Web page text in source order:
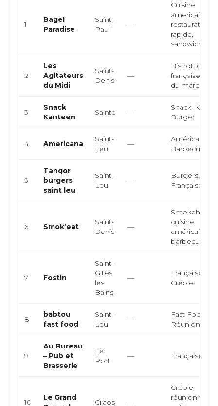
1
Bagel
Paradise
Saint-
Paul
—
Cuisine
americaine,
restauration
rapide,
sandwicherie,
2
Les
Agitateurs
du Midi
Saint-
Denis
—
Bistrot,
française,
du marché
3
Snack
Kanteen
Sainte —
Snack,
Burger
4 Americana
Saint-
Leu
—
Américaine,
Barbecue
5
Tangor
burgers
saint leu
Saint-
Leu
—
Burgers,
Française
6 Smok’eat
Saint-
Denis
—
cuisine
américaine,
barbecue
7 Fostin
Saint-
Gilles
les
Bains
—
Française,
Créole
8
babtou
fast food
Saint-
Leu
—
Fast Food,
Réunionnaise
9
Au Bureau
– Pub et
Brasserie
Le
Port
— Française,
10
Le Grand
Cilaos —
Créole,
réunionnaise,